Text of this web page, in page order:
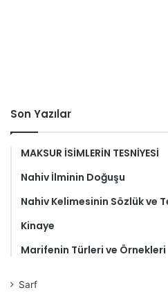
Son Yazılar
MAKSUR İSİMLERİN TESNİYESİ
Nahiv İlminin Doğuşu
Nahiv Kelimesinin Sözlük ve
Kinaye
Marifenin Türleri ve Örnekleri
Sarf